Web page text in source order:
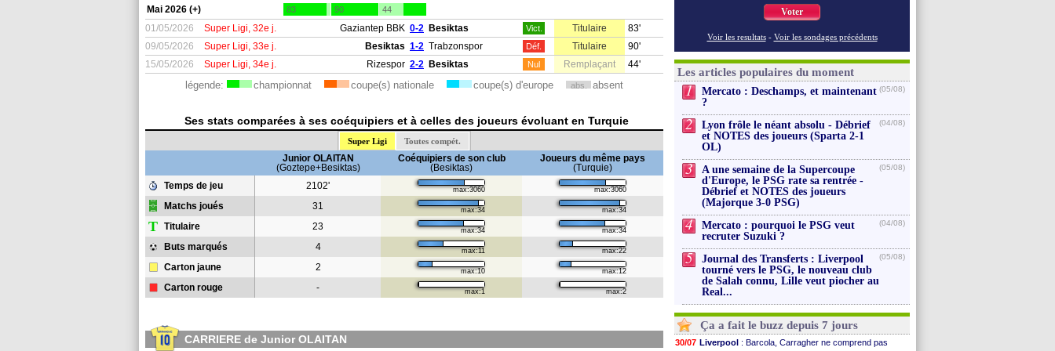
Mai 2026 (+) 83 90 44
01/05/2026 Super Ligi, 32e j. Gaziantep BBK 0-2 Besiktas Vict. Titulaire
83'
09/05/2026
Super Ligi, 33e j. Besiktas 1-2 Trabzonspor Déf. Titulaire
90'
15/05/2026
Super Ligi, 34e j. Rizespor 2-2 Besiktas Nul Remplaçant 44'
légende: championnat coupe(s) nationale coupe(s) d'europe abs. absent
Ses stats comparées à ses coéquipiers et à celles des joueurs évoluant en Turquie
Super Ligi Toutes compét.
Junior OLAITAN
(Goztepe+Besiktas)
Coéquipiers de son club
(Besiktas)
Joueurs du même pays
(Turquie)
Temps de jeu
2102' max:3060 max:3060
Matchs joués 31 max:34 max:34
T Titulaire 23 max:34 max:34
Buts marqués 4 max:11 max:22
Carton jaune 2 max:10 max:12
Carton rouge - max:1 max:2
CARRIERE de Junior OLAITAN
Voter
Voir les resultats - Voir les sondages précédents
Les articles populaires du moment
1
Mercato : Deschamps, et maintenant
?
(05/08)
2
Lyon frôle le néant absolu - Débrief
et NOTES des joueurs (Sparta 2-1
OL)
(04/08)
3
A une semaine de la Supercoupe
d'Europe, le PSG rate sa rentrée -
Débrief et NOTES des joueurs
(Majorque 3-0 PSG)
(05/08)
4
Mercato : pourquoi le PSG veut
recruter Suzuki ?
(04/08)
5
Journal des Transferts : Liverpool
tourné vers le PSG, le nouveau club
de Salah connu, Lille veut piocher au
Real...
(05/08)
Ça a fait le buzz depuis 7 jours
30/07 Liverpool : Barcola, Carragher ne comprend pas